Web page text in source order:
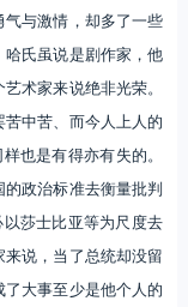
与激情，却多了一些
氏虽说是剧作家，他
术家来说绝非光荣。
中苦、而今人上人的
也是有得亦有失的。
政治标准去衡量批判
莎士比亚等为尺度去
说，当了总统却没留
大事至少是他个人的